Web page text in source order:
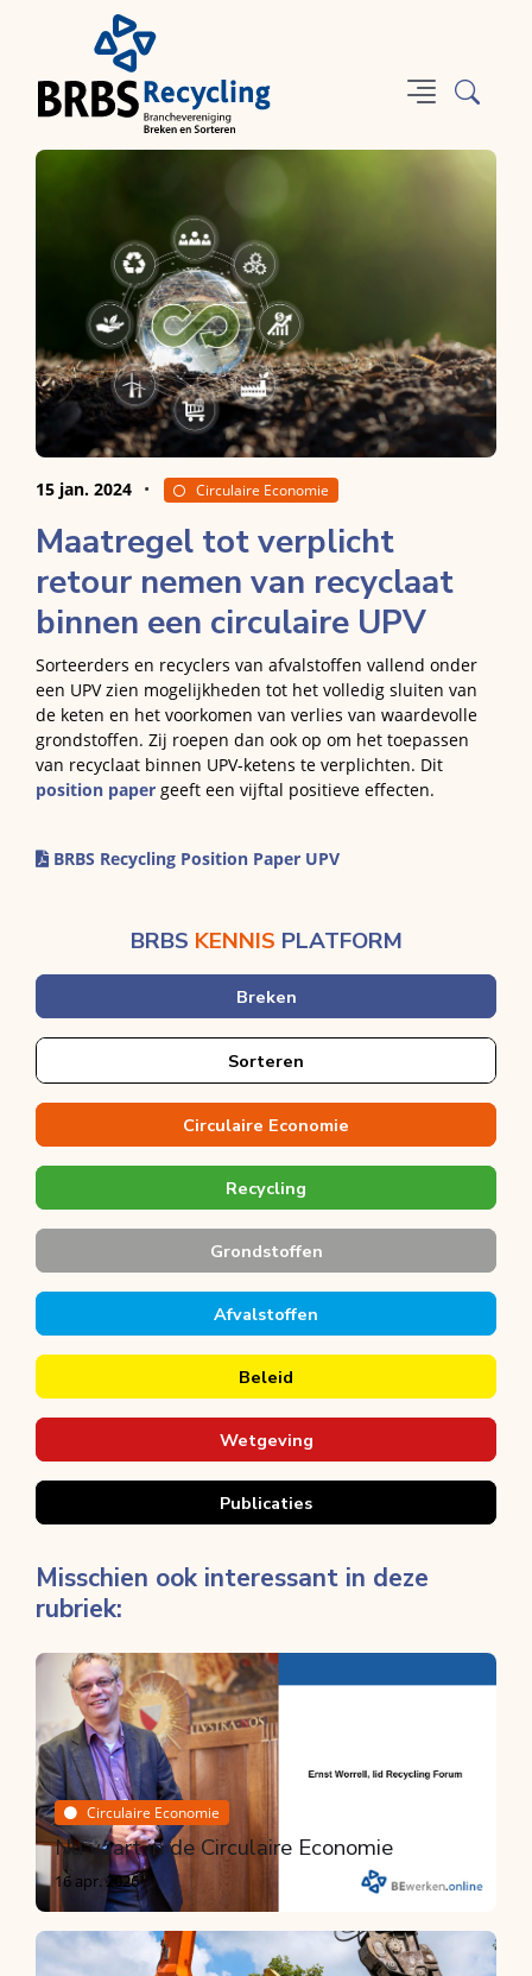
15 jan. 2024 Circulaire Economie
Maatregel tot verplicht
retour nemen van recyclaat
binnen een circulaire UPV
Sorteerders en recyclers van afvalstoffen vallend onder
een UPV zien mogelijkheden tot het volledig sluiten van
de keten en het voorkomen van verlies van waardevolle
grondstoffen. Zij roepen dan ook op om het toepassen
van recyclaat binnen UPV-ketens te verplichten. Dit
position paper geeft een vijftal positieve effecten.
BRBS Recycling Position Paper UPV
BRBS KENNIS PLATFORM
Breken
Sorteren
Circulaire Economie
Recycling
Grondstoffen
Afvalstoffen
Beleid
Wetgeving
Publicaties
Misschien ook interessant in deze
rubriek:
Circulaire Economie
Nu vaart in de Circulaire Economie
16 apr. 2026